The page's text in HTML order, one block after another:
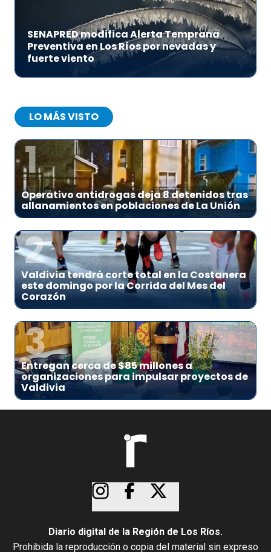
SENAPRED modifica Alerta Temprana
Preventiva en Los Ríos por nevadas y
fuerte viento
LO MÁS VISTO
1
Operativo antidrogas deja 8 detenidos tras
allanamientos en poblaciones de La Unión
2
Valdivia tendrá corte total en la Costanera
este domingo por la Corrida del Mes del
Corazón
3
Entregan cerca de $85 millones a
organizaciones para impulsar proyectos de
Valdivia
Diario digital de la Región de Los Ríos.
Prohibida la reproducción o copia del material sin expreso